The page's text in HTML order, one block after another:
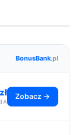
BonusBank.pl
Zobacz →